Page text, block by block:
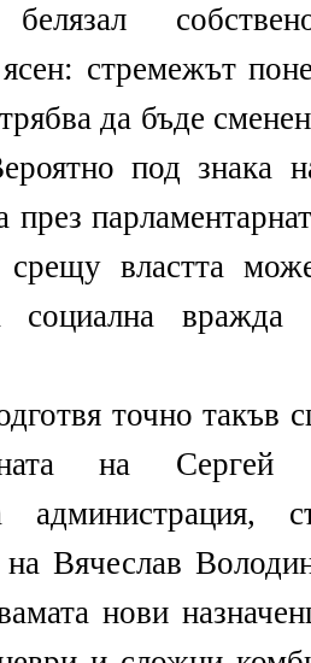
белязал
стремежът
да бъде
под знака
през
срещу властта
социална
точно такъв
на Сергей
на Вячеслав
нови